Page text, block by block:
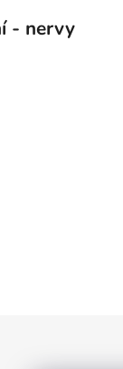
- nervy